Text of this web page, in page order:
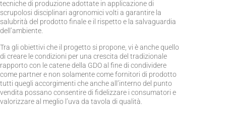
tecniche di produzione adottate in applicazione di
scrupolosi disciplinari agronomici volti a garantire la
salubrità del prodotto finale e il rispetto e la salvaguardia
dell’ambiente.
Tra gli obiettivi che il progetto si propone, vi è anche quello
di creare le condizioni per una crescita del tradizionale
rapporto con le catene della GDO al fine di condividere
come partner e non solamente come fornitori di prodotto
tutti quegli accorgimenti che anche all’interno del punto
vendita possano consentire di fidelizzare i consumatori e
valorizzare al meglio l’uva da tavola di qualità.